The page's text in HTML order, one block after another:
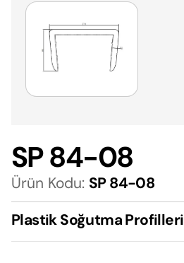
SP 84-08
Ürün Kodu: SP 84-08
Plastik Soğutma Profilleri